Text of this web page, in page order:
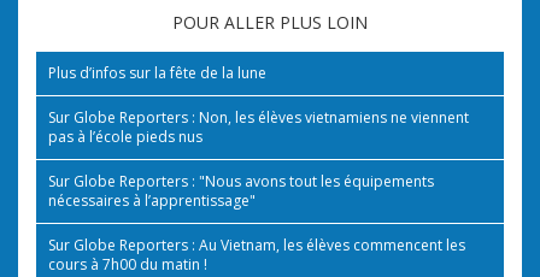
POUR ALLER PLUS LOIN
Plus d’infos sur la fête de la lune
Sur Globe Reporters : Non, les élèves vietnamiens ne viennent
pas à l’école pieds nus
Sur Globe Reporters : "Nous avons tout les équipements
nécessaires à l’apprentissage"
Sur Globe Reporters : Au Vietnam, les élèves commencent les
cours à 7h00 du matin !